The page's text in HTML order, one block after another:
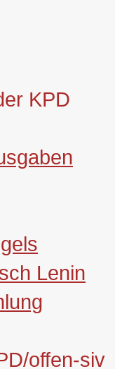
KPD
Lenin
offen-siv